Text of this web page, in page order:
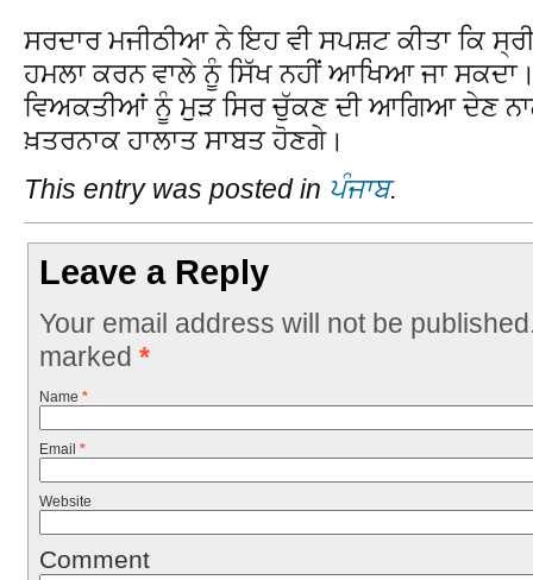
ਸਰਦਾਰ ਮਜੀਠੀਆ ਨੇ ਇਹ ਵੀ ਸਪਸ਼ਟ ਕੀਤਾ ਕਿ
ਹਮਲਾ ਕਰਨ ਵਾਲੇ ਨੂੰ ਸਿੱਖ ਨਹੀਂ ਆਖਿਆ ਜਾ
ਵਿਅਕਤੀਆਂ ਨੂੰ ਮੁੜ ਸਿਰ ਚੁੱਕਣ ਦੀ ਆਗਿਆ ਦੇਣ
ਖ਼ਤਰਨਾਕ ਹਾਲਾਤ ਸਾਬਤ ਹੋਣਗੇ।
This entry was posted in ਪੰਜਾਬ.
Leave a Reply
Your email address will not be
marked *
Name *
Email *
Website
Comment